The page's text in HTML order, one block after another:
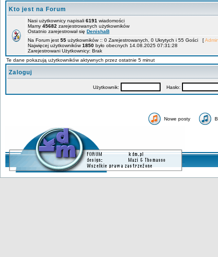
Kto jest na Forum
Nasi użytkownicy napisali 6191 wiadomości
Mamy 45682 zarejestrowanych użytkowników
Ostatnio zarejestrował się DenishaB
Na Forum jest 55 użytkowników :: 0 Zarejestrowanych, 0 Ukrytych i 55 Gości [
Najwięcej użytkowników1850 było obecnych 14.08.2025 07:31:28
Zarejestrowani Użytkownicy: Brak
Te dane pokazują użytkowników aktywnych przez ostatnie 5 minut
Zaloguj
Użytkownik: Hasło:
Nowe posty